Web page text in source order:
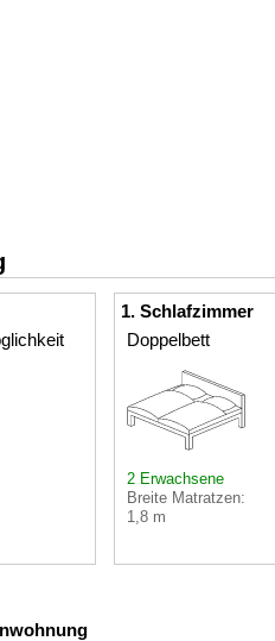
1. Schlafzimmer
Doppelbett
2 Erwachsene
Breite Matratzen:
1,8 m